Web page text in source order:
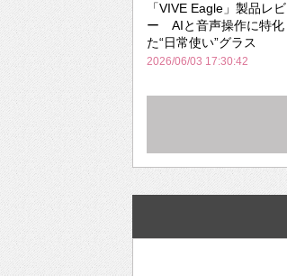
「VIVE Eagle」製品レビ
ー AIと音声操作に特化
た“日常使い”グラス
2026/06/03 17:30:42